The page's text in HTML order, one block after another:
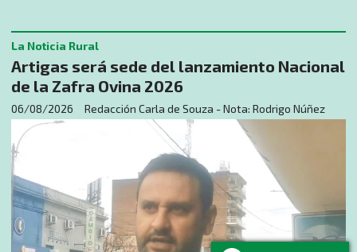
Artigas será sede del lanzamiento Nacional
de la Zafra Ovina 2026
Redacción Carla de Souza - Nota: Rodrigo Núñez
La Noticia Rural
06/08/2026